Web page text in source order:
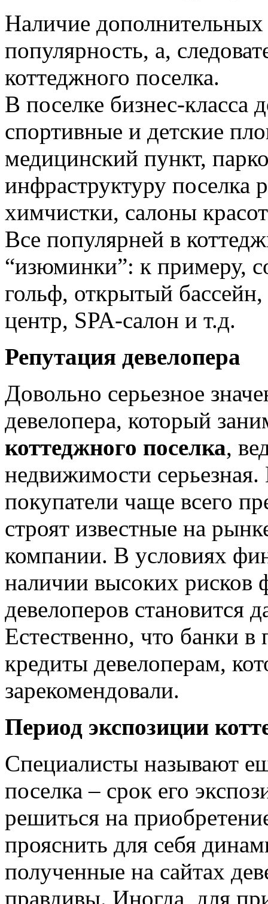
Наличие
популярность, а,
коттеджного поселка.
В поселке бизнес-класса
спортивные и детские
медицинский пункт,
инфраструктуру
химчистки, салоны
Все популярней в
“изюминки”: к примеру,
гольф, открытый бассейн,
центр, SPA-салон и т.д.
Репутация девелопера
Довольно серьезное
девелопера, который
коттеджного поселка,
недвижимости
покупатели чаще всего
строят известные на
компании. В условиях
наличии высоких рисков
девелоперов
Естественно, что банки в
кредиты девелоперам,
зарекомендовали.
Период экспозиции
Специалисты называют
поселка – срок его
решиться на
прояснить для себя
полученные на сайтах
правдивы. Иногда, для